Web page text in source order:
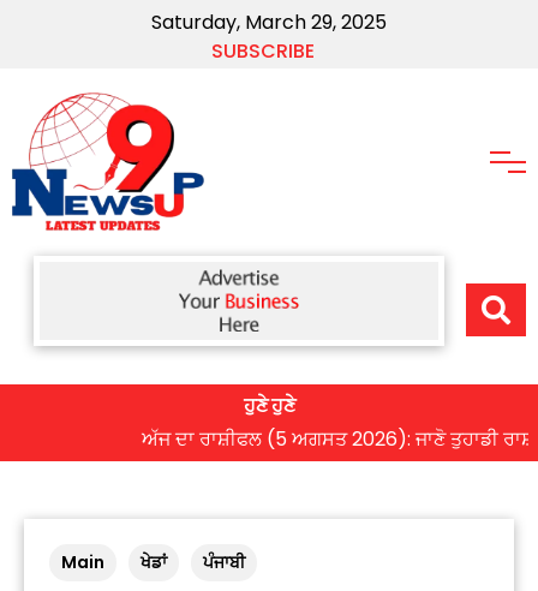
Saturday, March 29, 2025
SUBSCRIBE
ਹੁਣੇ ਹੁਣੇ
ਅੱਜ ਦਾ ਰਾਸ਼ੀਫਲ (5 ਅਗਸਤ 2026): ਜਾਣੋ ਤੁਹਾਡੀ ਰਾਸ਼ੀ
Main ਖੇਡਾਂ ਪੰਜਾਬੀ